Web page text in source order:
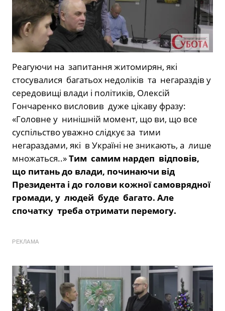
Реагуючи на запитання житомирян, які
стосувалися багатьох недоліків та негараздів у
середовищі влади і політиків, Олексій
Гончаренко висловив дуже цікаву фразу:
«Головне у нинішній момент, що ви, що все
суспільство уважно слідкує за тими
негараздами, які в Україні не зникають, а лише
множаться..»Тим самим нардеп відповів,
що питань до влади, починаючи від
Президента і до голови кожної самоврядної
громади, у людей буде багато. Але
спочатку треба отримати перемогу.
РЕКЛАМА